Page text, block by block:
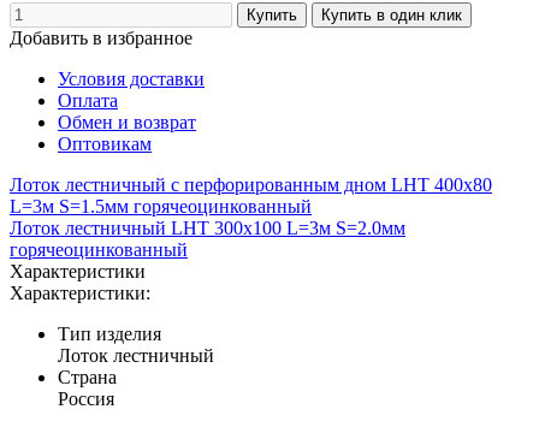
Добавить в избранное
Условия доставки
Оплата
Обмен и возврат
Оптовикам
Лоток лестничный с перфорированным дном LHT 400х80
L=3м S=1.5мм горячеоцинкованный
Лоток лестничный LHT 300х100 L=3м S=2.0мм
горячеоцинкованный
Характеристики
Характеристики:
Тип изделия
Лоток лестничный
Страна
Россия